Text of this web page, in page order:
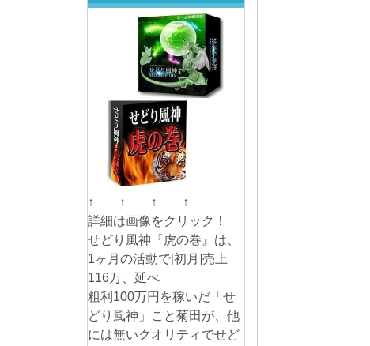
↑ ↑ ↑ ↑
詳細は画像をクリック！
せどり風神『虎の巻』は、
1ヶ月の活動で[初月]売上
116万、延べ
粗利100万円を稼いだ「せ
どり風神」こと菊田が、他
には無いクオリティでせど